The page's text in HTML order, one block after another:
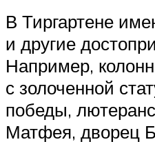
В Тиргартене
и другие
Например,
с золоченной
победы,
Матфея, дворец